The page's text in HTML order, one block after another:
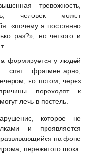
тревожность,
человек может
«почему я постоянно
раз?», но четкого и
формируется у людей
спят фрагментарно,
но потом, через
переходят к
лечь в постель.
которое не
и проявляется
развивающийся на фоне
пережитого шока.